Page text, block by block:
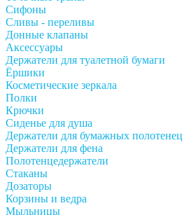
Сифоны
Сливы - переливы
Донные клапаны
Аксессуары
Держатели для туалетной бумаги
Ёршики
Косметические зеркала
Полки
Крючки
Сиденье для душа
Держатели для бумажных полотенец
Держатели для фена
Полотенцедержатели
Стаканы
Дозаторы
Корзины и ведра
Мыльницы